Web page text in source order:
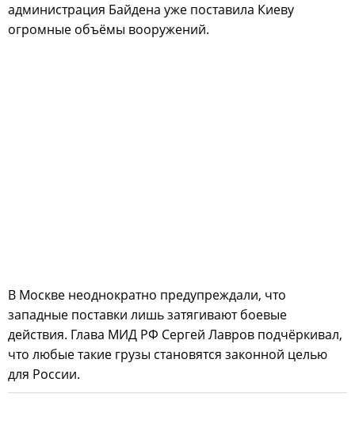
администрация Байдена уже поставила Киеву
огромные объёмы вооружений.
В Москве неоднократно предупреждали, что
западные поставки лишь затягивают боевые
действия. Глава МИД РФ Сергей Лавров подчёркивал,
что любые такие грузы становятся законной целью
для России.